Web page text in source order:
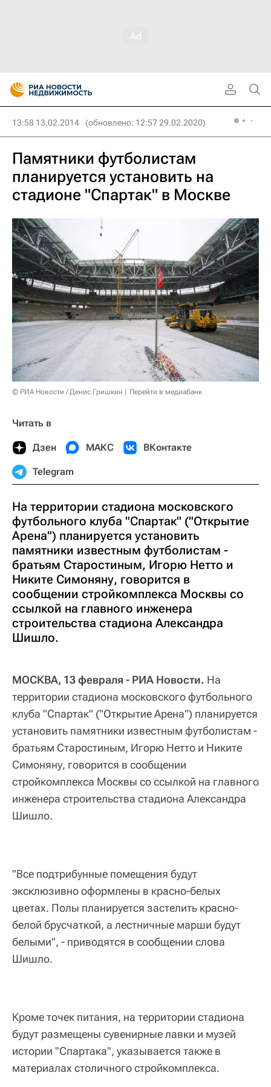
13:58 13.02.2014 (обновлено: 12:57 29.02.2020)
Памятники футболистам
планируется установить на
стадионе "Спартак" в Москве
© РИА Новости / Денис Гришкин Перейти в медиабанк
Читать в
Дзен МАКС ВКонтакте
Telegram
На территории стадиона московского
футбольного клуба "Спартак" ("Открытие
Арена") планируется установить
памятники известным футболистам -
братьям Старостиным, Игорю Нетто и
Никите Симоняну, говорится в
сообщении стройкомплекса Москвы со
ссылкой на главного инженера
строительства стадиона Александра
Шишло.
МОСКВА, 13 февраля - РИА Новости. На
территории стадиона московского футбольного
клуба "Спартак" ("Открытие Арена") планируется
установить памятники известным футболистам -
братьям Старостиным, Игорю Нетто и Никите
Симоняну, говорится в сообщении
стройкомплекса Москвы со ссылкой на главного
инженера строительства стадиона Александра
Шишло.
"Все подтрибунные помещения будут
эксклюзивно оформлены в красно-белых
цветах. Полы планируется застелить красно-
белой брусчаткой, а лестничные марши будут
белыми", - приводятся в сообщении слова
Шишло.
Кроме точек питания, на территории стадиона
будут размещены сувенирные лавки и музей
истории "Спартака", указывается также в
материалах столичного стройкомплекса.